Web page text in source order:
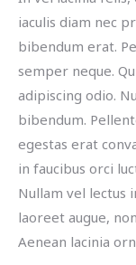
iaculis diam nec
bibendum erat.
semper neque.
adipiscing odio.
bibendum.
egestas erat
in faucibus orci
Nullam vel lectus
laoreet augue,
Aenean lacinia